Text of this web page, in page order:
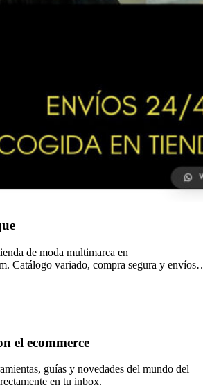
de moda multimarca en
Catálogo variado, compra segura y envíos
el ecommerce
guías y novedades del mundo del
en tu inbox.